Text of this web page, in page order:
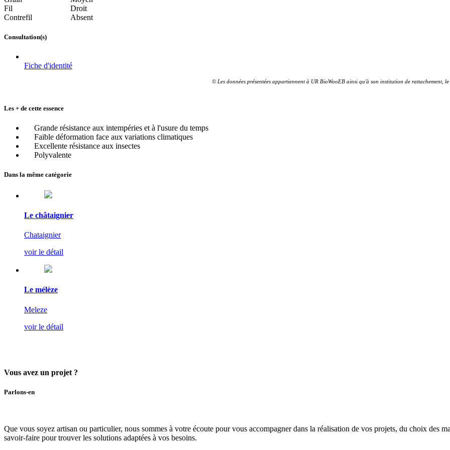
Fil
Droit
Contrefil
Absent
Consultation(s)
Fiche d'identité
© Les données présentées appartiennent à UR BioWooEB ainsi qu'à son institution de rattachement,
Les + de cette essence
Grande résistance aux intempéries et à l'usure du temps
Faible déformation face aux variations climatiques
Excellente résistance aux insectes
Polyvalente
Dans la même catégorie
Le châtaignier
Chataignier
voir le détail
Le mélèze
Meleze
voir le détail
Vous avez un projet ?
Parlons-en
Que vous soyez artisan ou particulier, nous sommes à votre écoute pour vous accompagner dans la réalisation de vos projets, du choix des
savoir-faire pour trouver les solutions adaptées à vos besoins.